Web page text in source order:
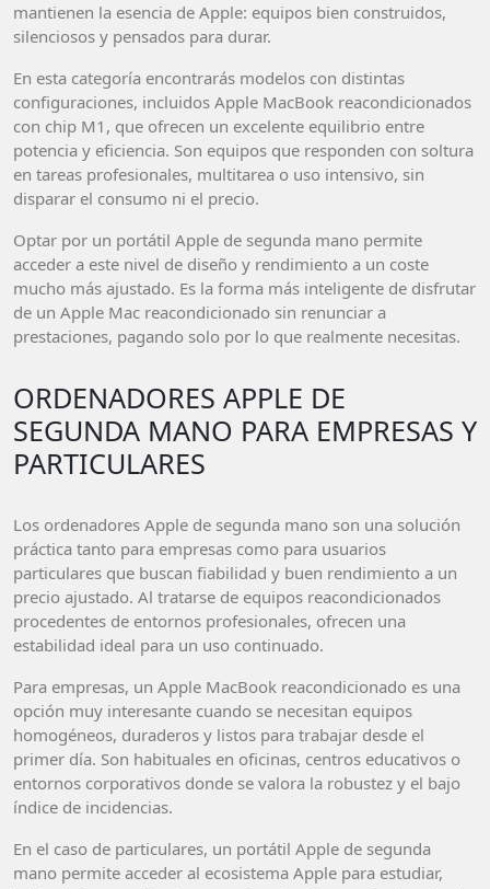
mantienen la esencia de Apple: equipos bien construidos,
silenciosos y pensados para durar.
En esta categoría encontrarás modelos con distintas
configuraciones, incluidos Apple MacBook reacondicionados
con chip M1, que ofrecen un excelente equilibrio entre
potencia y eficiencia. Son equipos que responden con soltura
en tareas profesionales, multitarea o uso intensivo, sin
disparar el consumo ni el precio.
Optar por un portátil Apple de segunda mano permite
acceder a este nivel de diseño y rendimiento a un coste
mucho más ajustado. Es la forma más inteligente de disfrutar
de un Apple Mac reacondicionado sin renunciar a
prestaciones, pagando solo por lo que realmente necesitas.
ORDENADORES APPLE DE
SEGUNDA MANO PARA EMPRESAS Y
PARTICULARES
Los ordenadores Apple de segunda mano son una solución
práctica tanto para empresas como para usuarios
particulares que buscan fiabilidad y buen rendimiento a un
precio ajustado. Al tratarse de equipos reacondicionados
procedentes de entornos profesionales, ofrecen una
estabilidad ideal para un uso continuado.
Para empresas, un Apple MacBook reacondicionado es una
opción muy interesante cuando se necesitan equipos
homogéneos, duraderos y listos para trabajar desde el
primer día. Son habituales en oficinas, centros educativos o
entornos corporativos donde se valora la robustez y el bajo
índice de incidencias.
En el caso de particulares, un portátil Apple de segunda
mano permite acceder al ecosistema Apple para estudiar,